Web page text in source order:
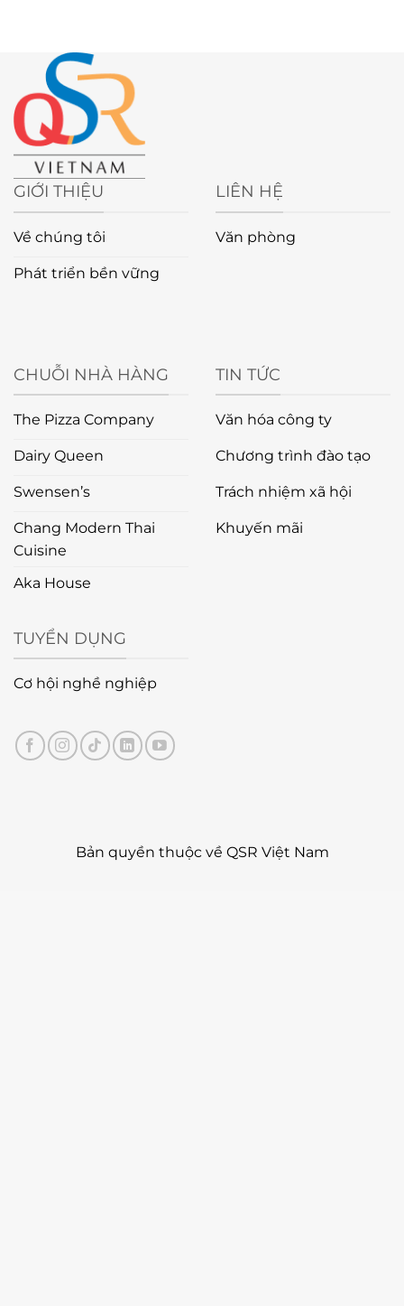
GIỚI THIỆU
Về chúng tôi
Phát triển bền vững
LIÊN HỆ
Văn phòng
CHUỖI NHÀ HÀNG
The Pizza Company
Dairy Queen
Swensen’s
Chang Modern Thai
Cuisine
Aka House
TIN TỨC
Văn hóa công ty
Chương trình đào tạo
Trách nhiệm xã hội
Khuyến mãi
TUYỂN DỤNG
Cơ hội nghề nghiệp
Bản quyền thuộc về QSR Việt Nam